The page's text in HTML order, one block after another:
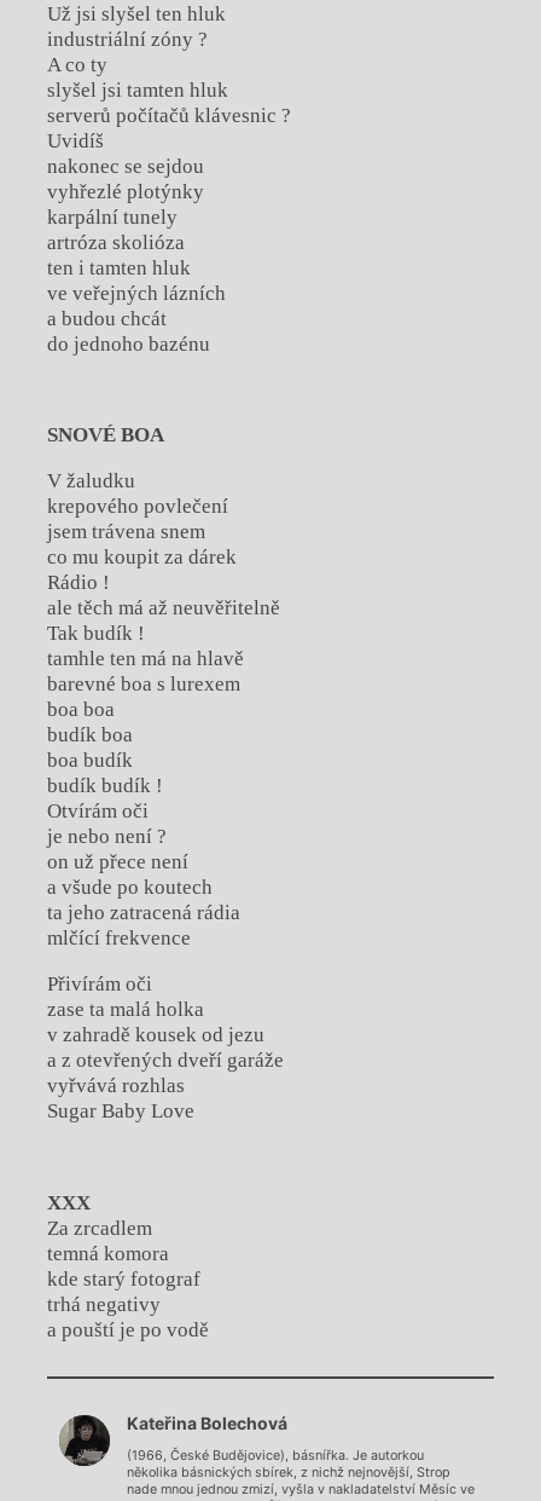
Už jsi slyšel ten hluk
industriální zóny ?
A co ty
slyšel jsi tamten hluk
serverů počítačů klávesnic ?
Uvidíš
nakonec se sejdou
vyhřezlé plotýnky
karpální tunely
artróza skolióza
ten i tamten hluk
ve veřejných lázních
a budou chcát
do jednoho bazénu
SNOVÉ BOA
V žaludku
krepového povlečení
jsem trávena snem
co mu koupit za dárek
Rádio !
ale těch má až neuvěřitelně
Tak budík !
tamhle ten má na hlavě
barevné boa s lurexem
boa boa
budík boa
boa budík
budík budík !
Otvírám oči
je nebo není ?
on už přece není
a všude po koutech
ta jeho zatracená rádia
mlčící frekvence
Přivírám oči
zase ta malá holka
v zahradě kousek od jezu
a z otevřených dveří garáže
vyřvává rozhlas
Sugar Baby Love
XXX
Za zrcadlem
temná komora
kde starý fotograf
trhá negativy
a pouští je po vodě
Chviličku.
Načítá se.
Kateřina Bolechová
(1966, České Budějovice), básnířka. Je autorkou
několika básnických sbírek, z nichž nejnovější, Strop
nade mnou jednou zmizí, vyšla v nakladatelství Měsíc ve